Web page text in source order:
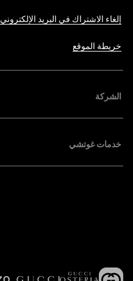
إلغاء الاشتراك في البريد الإلكتروني
خريطة الموقع
الشركة
خدمات غوتشي